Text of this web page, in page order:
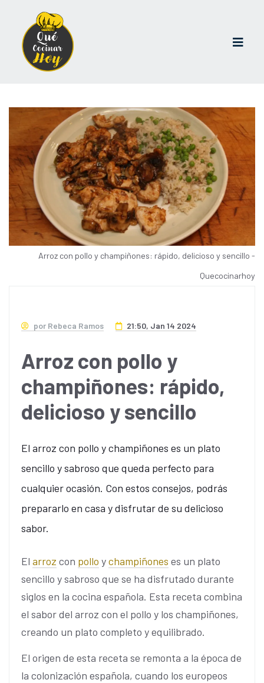
Arroz con pollo y champiñones: rápido, delicioso y sencillo -
Quecocinarhoy
por Rebeca Ramos 21:50, Jan 14 2024
Arroz con pollo y
champiñones: rápido,
delicioso y sencillo
El arroz con pollo y champiñones es un plato
sencillo y sabroso que queda perfecto para
cualquier ocasión. Con estos consejos, podrás
prepararlo en casa y disfrutar de su delicioso
sabor.
El arroz con pollo ychampiñones es un plato
sencillo y sabroso que se ha disfrutado durante
siglos en la cocina española. Esta receta combina
el sabor del arroz con el pollo y los champiñones,
creando un plato completo y equilibrado.
El origen de esta receta se remonta a la época de
la colonización española, cuando los europeos